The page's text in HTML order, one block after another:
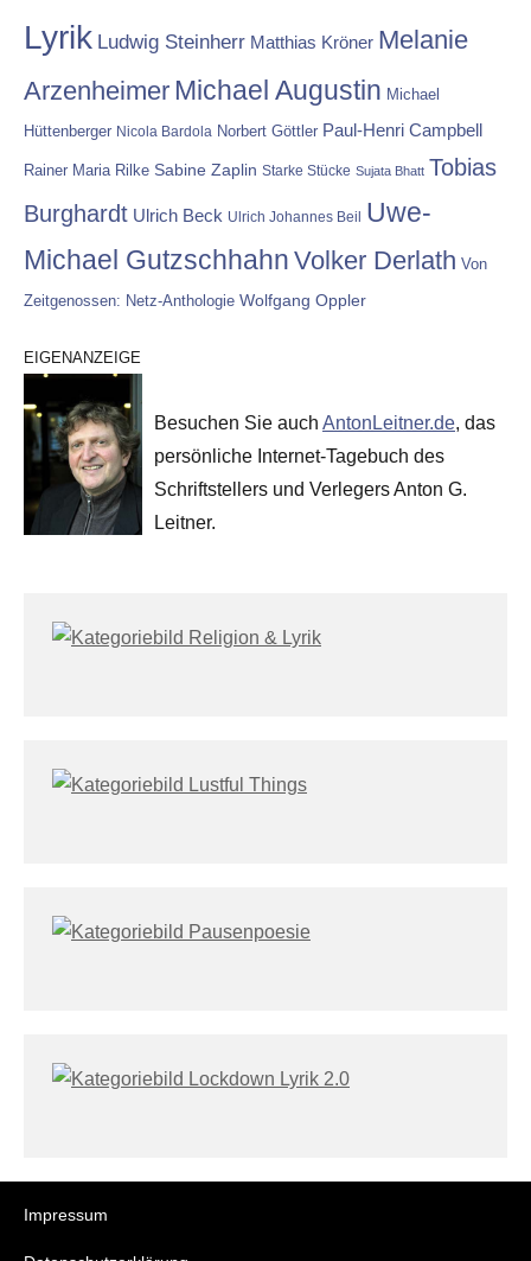
Lyrik Ludwig Steinherr Matthias Kröner Melanie
Arzenheimer Michael Augustin Michael
Hüttenberger Nicola Bardola Norbert Göttler Paul-Henri Campbell
Rainer Maria Rilke Sabine Zaplin Starke Stücke Sujata Bhatt Tobias
Burghardt Ulrich Beck Ulrich Johannes Beil Uwe-
Michael Gutzschhahn Volker Derlath Von
Zeitgenossen: Netz-Anthologie Wolfgang Oppler
EIGENANZEIGE
Besuchen Sie auch AntonLeitner.de, das
persönliche Internet-Tagebuch des
Schriftstellers und Verlegers Anton G.
Leitner.
Impressum